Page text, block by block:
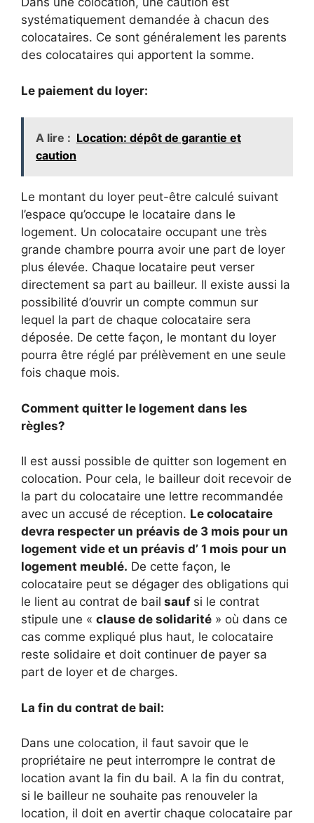
systématiquement demandée à chacun des
colocataires. Ce sont généralement les parents
des colocataires qui apportent la somme.
Le paiement du loyer:
A lire : Location: dépôt de garantie et
caution
Le montant du loyer peut-être calculé suivant
l’espace qu’occupe le locataire dans le
logement. Un colocataire occupant une très
grande chambre pourra avoir une part de loyer
plus élevée. Chaque locataire peut verser
directement sa part au bailleur. Il existe aussi la
possibilité d’ouvrir un compte commun sur
lequel la part de chaque colocataire sera
déposée. De cette façon, le montant du loyer
pourra être réglé par prélèvement en une seule
fois chaque mois.
Comment quitter le logement dans les
règles?
Il est aussi possible de quitter son logement en
colocation. Pour cela, le bailleur doit recevoir de
la part du colocataire une lettre recommandée
avec un accusé de réception. Le colocataire
devra respecter un préavis de 3 mois pour un
logement vide et un préavis d’ 1 mois pour un
logement meublé. De cette façon, le
colocataire peut se dégager des obligations qui
le lient au contrat de bail sauf si le contrat
stipule une « clause de solidarité » où dans ce
cas comme expliqué plus haut, le colocataire
reste solidaire et doit continuer de payer sa
part de loyer et de charges.
La fin du contrat de bail:
Dans une colocation, il faut savoir que le
propriétaire ne peut interrompre le contrat de
location avant la fin du bail. A la fin du contrat,
si le bailleur ne souhaite pas renouveler la
location, il doit en avertir chaque colocataire par